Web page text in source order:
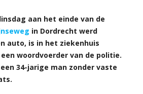
aan het einde van de
in Dordrecht werd
auto, is in het ziekenhuis
woordvoerder van de politie.
34-jarige man zonder vaste